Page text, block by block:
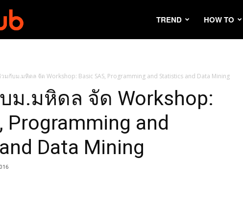
TREND HOW TO
มกับม.มหิดล จัด Workshop: Basic SAS, Programming and Statistics and Data Mining
ม.มหิดล จัด Workshop:
Programming and
Data Mining